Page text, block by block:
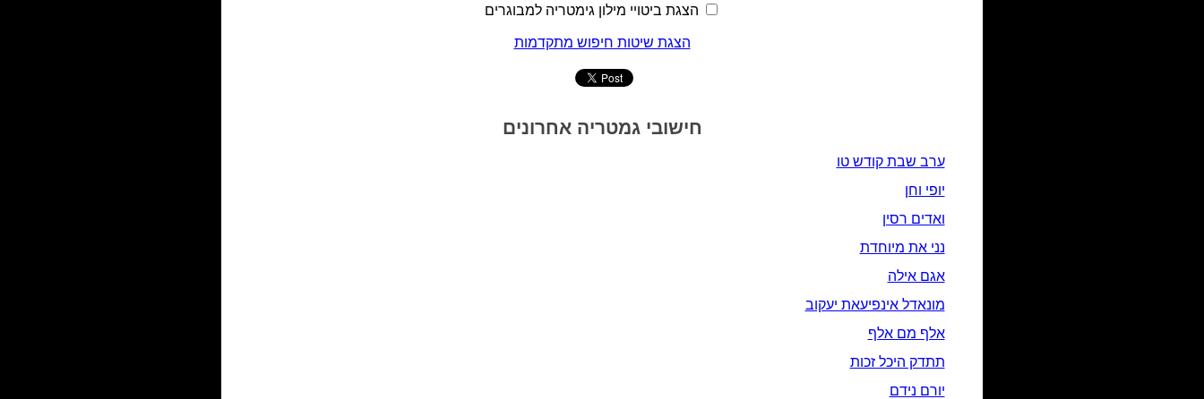
הצגת ביטויי מילון גימטריה למבוגרים
הצגת שיטות חיפוש מתקדמות
חישובי גמטריה אחרונים
ערב שבת קודש טו
יופי וחן
ואדים רסין
נני את מיוחדת
אגם אילה
מונאדל אינפיעאת יעקוב
אלף מם אלף
תתדק היכל זכות
יורם נידם